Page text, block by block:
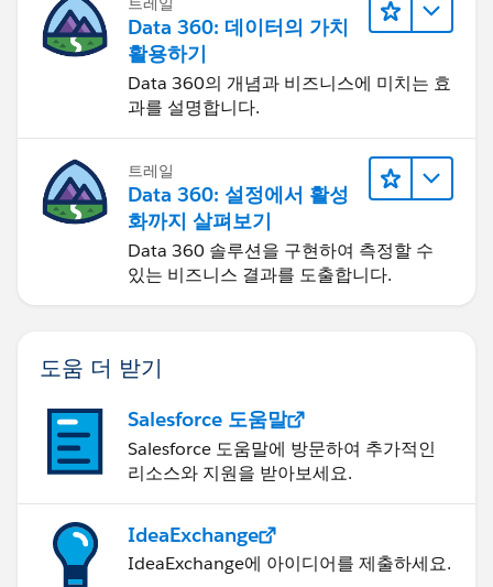
Data 360: 데이터의 가치
활용하기
Data 360의 개념과 비즈니스에 미치는 효
과를 설명합니다.
트레일
Data 360: 설정에서 활성
화까지 살펴보기
Data 360 솔루션을 구현하여 측정할 수
있는 비즈니스 결과를 도출합니다.
도움 더 받기
Salesforce 도움말
Salesforce 도움말에 방문하여 추가적인
리소스와 지원을 받아보세요.
IdeaExchange
IdeaExchange에 아이디어를 제출하세요.